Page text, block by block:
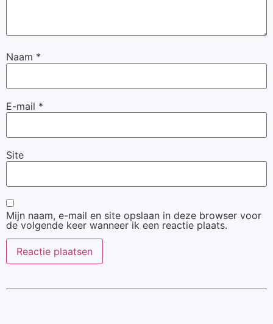
Naam *
E-mail *
Site
Mijn naam, e-mail en site opslaan in deze browser voor
de volgende keer wanneer ik een reactie plaats.